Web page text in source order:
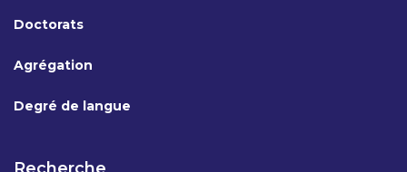
Doctorats
Agrégation
Degré de langue